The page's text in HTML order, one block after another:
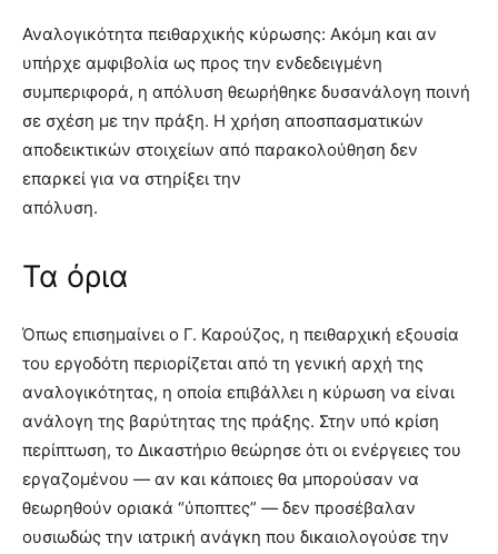
Αναλογικότητα πειθαρχικής κύρωσης: Ακόμη και αν
υπήρχε αμφιβολία ως προς την ενδεδειγμένη
συμπεριφορά, η απόλυση θεωρήθηκε δυσανάλογη ποινή
σε σχέση με την πράξη. Η χρήση αποσπασματικών
αποδεικτικών στοιχείων από παρακολούθηση δεν
επαρκεί για να στηρίξει την
απόλυση.
Τα όρια
Όπως επισημαίνει ο Γ. Καρούζος, η πειθαρχική εξουσία
του εργοδότη περιορίζεται από τη γενική αρχή της
αναλογικότητας, η οποία επιβάλλει η κύρωση να είναι
ανάλογη της βαρύτητας της πράξης. Στην υπό κρίση
περίπτωση, το Δικαστήριο θεώρησε ότι οι ενέργειες του
εργαζομένου — αν και κάποιες θα μπορούσαν να
θεωρηθούν οριακά “ύποπτες” — δεν προσέβαλαν
ουσιωδώς την ιατρική ανάγκη που δικαιολογούσε την